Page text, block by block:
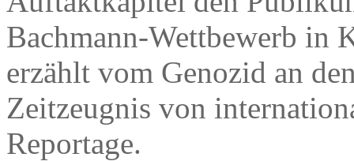
Bachmann-Wettbewerb in
erzählt vom Genozid an
Zeitzeugnis von
Reportage.